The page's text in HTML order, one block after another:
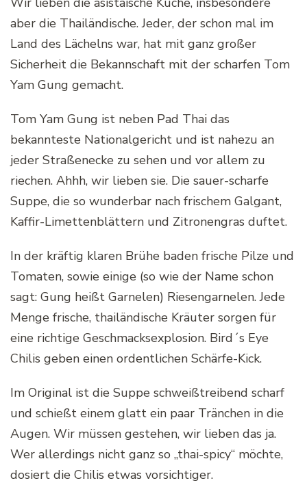
aber die Thailändische. Jeder, der schon mal im
Land des Lächelns war, hat mit ganz großer
Sicherheit die Bekannschaft mit der scharfen Tom
Yam Gung gemacht.
Tom Yam Gung ist neben Pad Thai das
bekannteste Nationalgericht und ist nahezu an
jeder Straßenecke zu sehen und vor allem zu
riechen. Ahhh, wir lieben sie. Die sauer-scharfe
Suppe, die so wunderbar nach frischem Galgant,
Kaffir-Limettenblättern und Zitronengras duftet.
In der kräftig klaren Brühe baden frische Pilze und
Tomaten, sowie einige (so wie der Name schon
sagt: Gung heißt Garnelen) Riesengarnelen. Jede
Menge frische, thailändische Kräuter sorgen für
eine richtige Geschmacksexplosion. Bird´s Eye
Chilis geben einen ordentlichen Schärfe-Kick.
Im Original ist die Suppe schweißtreibend scharf
und schießt einem glatt ein paar Tränchen in die
Augen. Wir müssen gestehen, wir lieben das ja.
Wer allerdings nicht ganz so „thai-spicy“ möchte,
dosiert die Chilis etwas vorsichtiger.